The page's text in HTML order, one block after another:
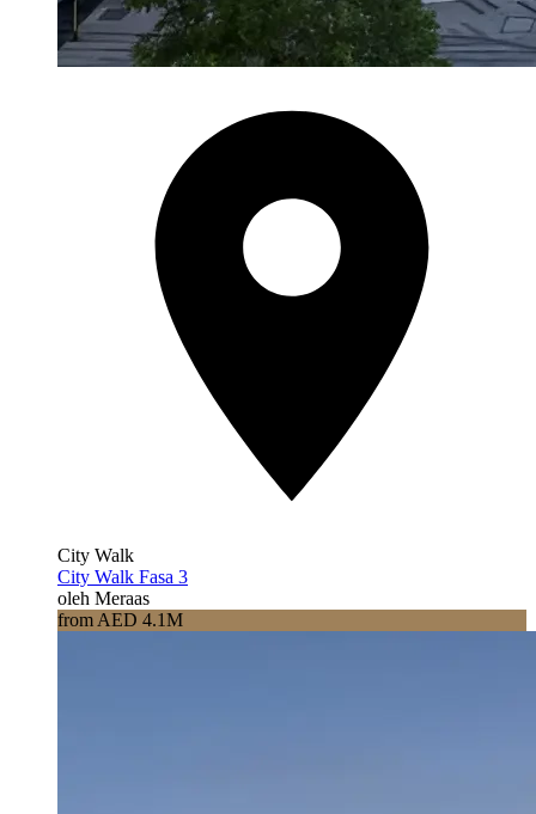
City Walk
City Walk Fasa 3
oleh Meraas
from AED 4.1M